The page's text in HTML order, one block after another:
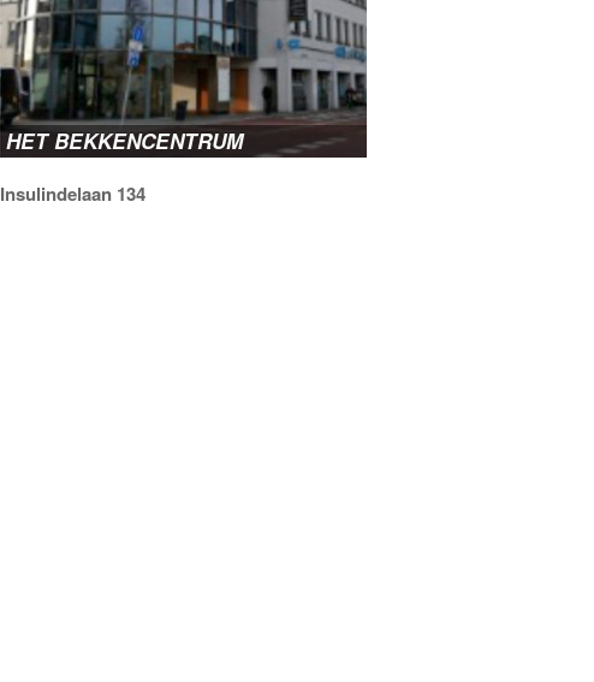
HET BEKKENCENTRUM
Insulindelaan 134